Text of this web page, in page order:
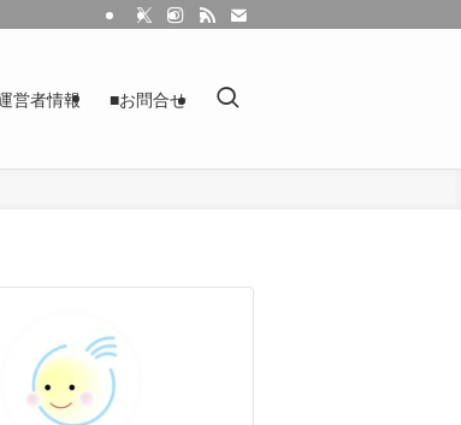
営者情報 ■お問合せ